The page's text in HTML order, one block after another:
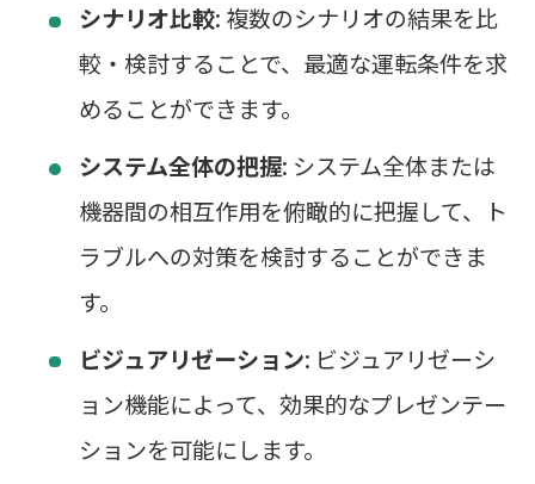
シナリオ比較: 複数のシナリオの結果を比
較・検討することで、最適な運転条件を求
めることができます。
システム全体の把握: システム全体または
機器間の相互作用を俯瞰的に把握して、ト
ラブルへの対策を検討することができま
す。
ビジュアリゼーション: ビジュアリゼーシ
ョン機能によって、効果的なプレゼンテー
ションを可能にします。